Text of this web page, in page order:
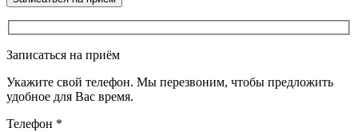
Записаться на приём
Укажите свой телефон. Мы перезвоним, чтобы предложить
удобное для Вас время.
Телефон *